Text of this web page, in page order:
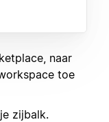
naar
toe
zijbalk.